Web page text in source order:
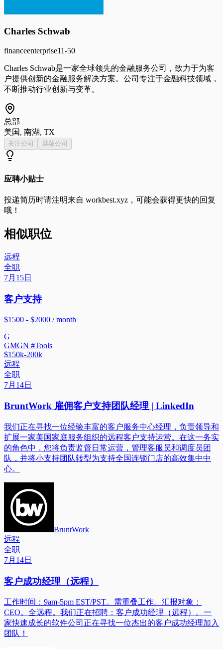
Charles Schwab
financeenterprise11-50
Charles Schwab是一家全球领先的金融服务公司，致力于为客
户提供创新的金融服务解决方案。公司专注于金融科技领域，
不断推动行业创新与变革。
总部
美国, 南湖, TX
关注公司 屏蔽公司
应聘小贴士
投递简历时请注明来自 workbest.xyz ，可能会获得更快的回复
哦！
相似职位
远程
全职
7月15日
客户支持
$1500 - $2000 / month
G
GMGN #Tools
$150k-200k
远程
全职
7月14日
BruntWork 雇佣客户支持团队经理 | LinkedIn
我们正在寻找一位经验丰富的客户服务中心经理，负责领导和
扩展一家美国家庭服务组织的远程客户支持运营。在这一务实
的角色中，您将负责监督日常运营，管理客服员和调度员团
队，并将小支持团队转型为支持全国连锁门店的高效集中中
心。
BruntWork
远程
全职
7月14日
客户成功经理（远程）
工作时间：9am-5pm EST/PST。需重叠工作。汇报对象：
CEO。全远程。我们正在招聘：客户成功经理（远程）。一
家快速成长的软件公司正在寻找一位杰出的客户成功经理加入
团队！